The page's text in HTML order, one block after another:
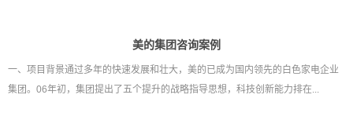
美的集团咨询案例
一、项目背景通过多年的快速发展和壮大，美的已成为国内领先的白色家电企业
集团。06年初，集团提出了五个提升的战略指导思想，科技创新能力排在...